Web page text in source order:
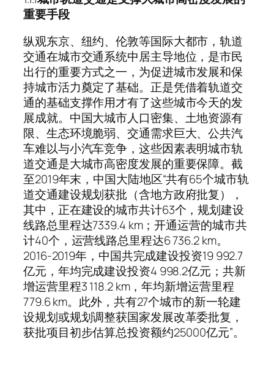
重要手段
纵观东京、纽约、伦敦等国际大都市，轨道
交通在城市交通系统中居主导地位，是市民
出行的重要方式之一，为促进城市发展和保
持城市活力奠定了基础。正是凭借着轨道交
通的基础支撑作用才有了这些城市今天的发
展成就。中国大城市人口密集、土地资源有
限、生态环境脆弱、交通需求巨大、公共汽
车难以与小汽车竞争，这些因素表明城市轨
道交通是大城市高密度发展的重要保障。截
至2019年末，中国大陆地区“共有65个城市轨
道交通建设规划获批（含地方政府批复），
其中，正在建设的城市共计63个，规划建设
线路总里程达7339.4 km；开通运营的城市共
计40个，运营线路总里程达6 736.2 km。
2016-2019年，中国共完成建设投资19 992.7
亿元，年均完成建设投资4 998.2亿元；共新
增运营里程3 118.2 km，年均新增运营里程
779.6 km。此外，共有27个城市的新一轮建
设规划或规划调整获国家发展改革委批复，
获批项目初步估算总投资额约25000亿元”。